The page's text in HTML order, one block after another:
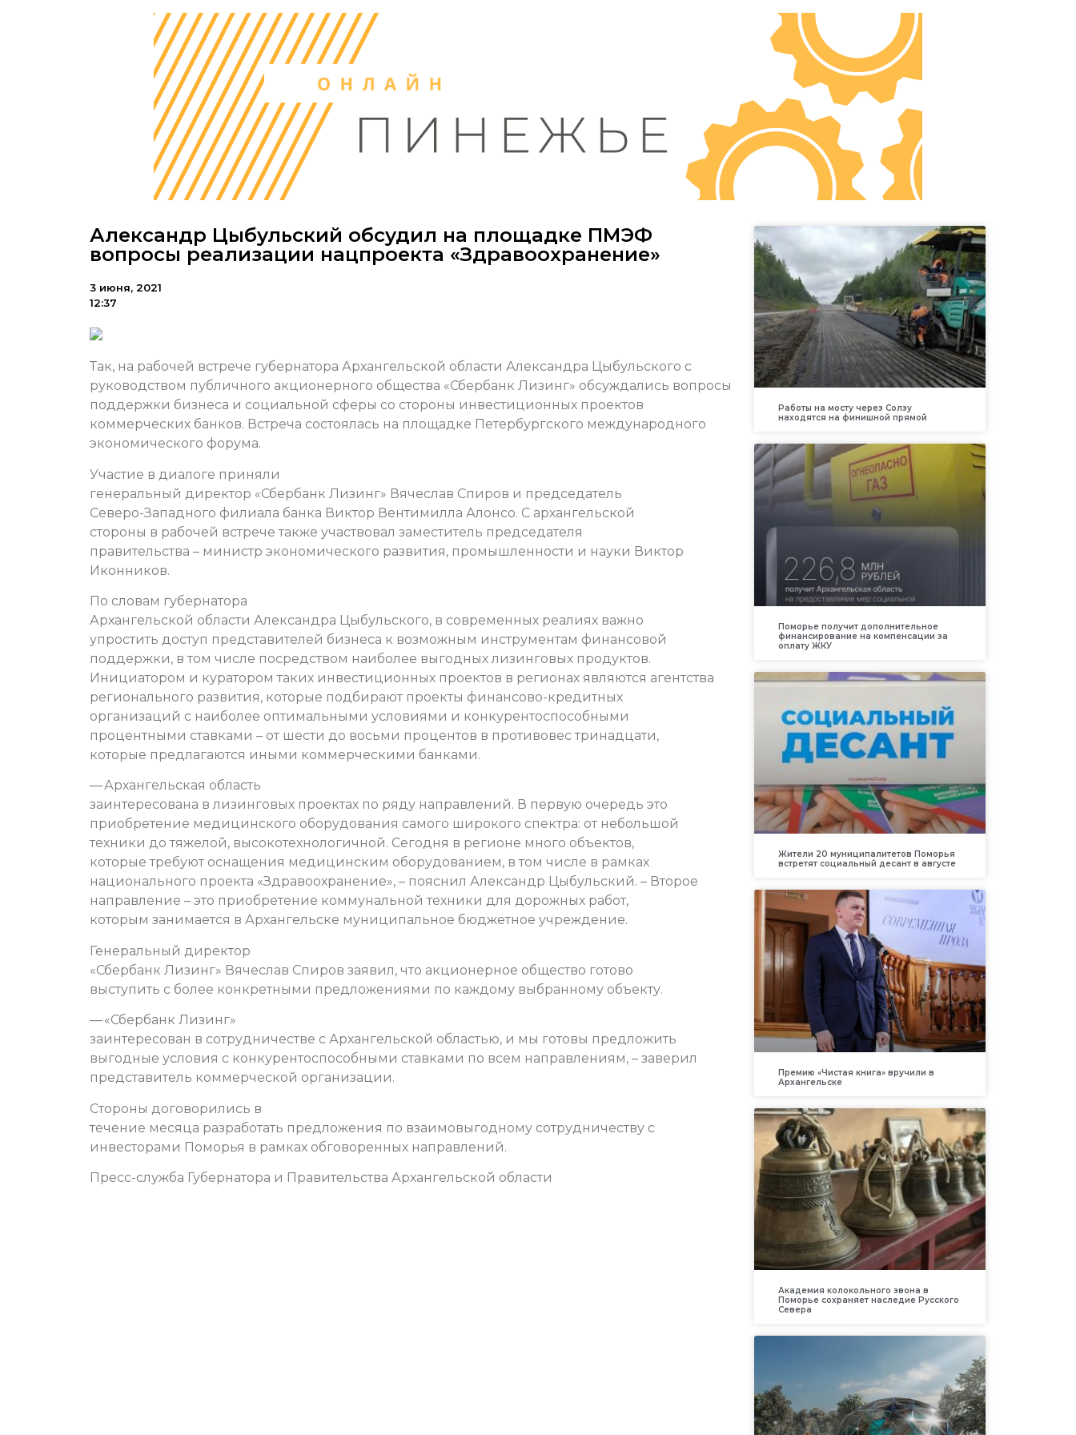
Александр Цыбульский обсудил на площадке ПМЭФ
вопросы реализации нацпроекта «Здравоохранение»
3 июня, 2021
12:37
Так, на рабочей встрече губернатора Архангельской области Александра Цыбульского с
руководством публичного акционерного общества «Сбербанк Лизинг» обсуждались вопросы
поддержки бизнеса и социальной сферы со стороны инвестиционных проектов
коммерческих банков. Встреча состоялась на площадке Петербургского международного
экономического форума.
Участие в диалоге приняли
генеральный директор «Сбербанк Лизинг» Вячеслав Спиров и председатель
Северо-Западного филиала банка Виктор Вентимилла Алонсо. С архангельской
стороны в рабочей встрече также участвовал заместитель председателя
правительства – министр экономического развития, промышленности и науки Виктор
Иконников.
По словам губернатора
Архангельской области Александра Цыбульского, в современных реалиях важно
упростить доступ представителей бизнеса к возможным инструментам финансовой
поддержки, в том числе посредством наиболее выгодных лизинговых продуктов.
Инициатором и куратором таких инвестиционных проектов в регионах являются агентства
регионального развития, которые подбирают проекты финансово-кредитных
организаций с наиболее оптимальными условиями и конкурентоспособными
процентными ставками – от шести до восьми процентов в противовес тринадцати,
которые предлагаются иными коммерческими банками.
— Архангельская область
заинтересована в лизинговых проектах по ряду направлений. В первую очередь это
приобретение медицинского оборудования самого широкого спектра: от небольшой
техники до тяжелой, высокотехнологичной. Сегодня в регионе много объектов,
которые требуют оснащения медицинским оборудованием, в том числе в рамках
национального проекта «Здравоохранение», – пояснил Александр Цыбульский. – Второе
направление – это приобретение коммунальной техники для дорожных работ,
которым занимается в Архангельске муниципальное бюджетное учреждение.
Генеральный директор
«Сбербанк Лизинг» Вячеслав Спиров заявил, что акционерное общество готово
выступить с более конкретными предложениями по каждому выбранному объекту.
— «Сбербанк Лизинг»
заинтересован в сотрудничестве с Архангельской областью, и мы готовы предложить
выгодные условия с конкурентоспособными ставками по всем направлениям, – заверил
представитель коммерческой организации.
Стороны договорились в
течение месяца разработать предложения по взаимовыгодному сотрудничеству с
инвесторами Поморья в рамках обговоренных направлений.
Пресс-служба Губернатора и Правительства Архангельской области
Работы на мосту через Солзу
находятся на финишной прямой
Поморье получит дополнительное
финансирование на компенсации за
оплату ЖКУ
Жители 20 муниципалитетов Поморья
встретят социальный десант в августе
Премию «Чистая книга» вручили в
Архангельске
Академия колокольного звона в
Поморье сохраняет наследие Русского
Севера